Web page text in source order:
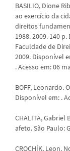
BASILIO, Dione
ao exercício da
direitos
1988. 2009. 140
Faculdade de
2009. Disponível
. Acesso em: 06
BOFF, Leonardo.
Disponível em: .
CHALITA, Gabriel
afeto. São Paulo:
CROCHÍK, Leon.